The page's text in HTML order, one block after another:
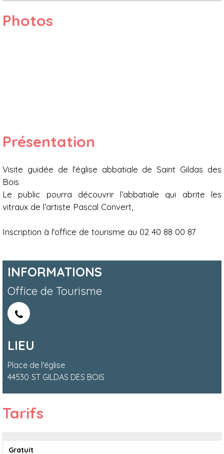
Photos
Présentation
Visite guidée de l'église abbatiale de Saint Gildas des
Bois
Le public pourra découvrir l’abbatiale qui abrite les
vitraux de l’artiste Pascal Convert,
Inscription à l'office de tourisme au 02 40 88 00 87
INFORMATIONS
Office de Tourisme
LIEU
Place de l'église
44530 ST GILDAS DES BOIS
Tarifs
Gratuit